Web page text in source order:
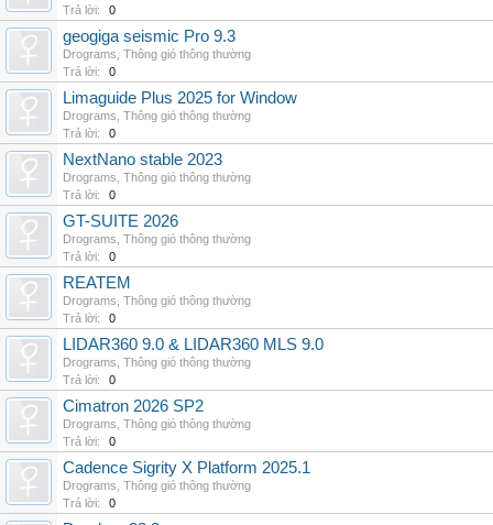
Trả lời:
0
geogiga seismic Pro 9.3
Drograms Thông gió thông thường
Trả lời:
0
Limaguide Plus 2025 for Window
Drograms Thông gió thông thường
Trả lời:
0
NextNano stable 2023
Drograms Thông gió thông thường
Trả lời:
0
GT-SUITE 2026
Drograms Thông gió thông thường
Trả lời:
0
REATEM
Drograms Thông gió thông thường
Trả lời:
0
LIDAR360 9.0 & LIDAR360 MLS 9.0
Drograms Thông gió thông thường
Trả lời:
0
Cimatron 2026 SP2
Drograms Thông gió thông thường
Trả lời:
0
Cadence Sigrity X Platform 2025.1
Drograms Thông gió thông thường
Trả lời:
0